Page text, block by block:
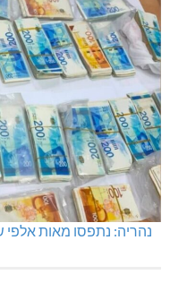
נהריה: נתפסו מאות